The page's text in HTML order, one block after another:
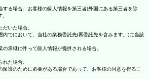
する場合、お客様の個人情報を第三者(外国にある第三者を除
いた場合。
内でにおいて、当社の業務委託先(再委託先を含みます。)に当該
承継に伴って個人情報が提供される場合。
た場合。
保護のために必要がある場合であって、お客様の同意を得るこ